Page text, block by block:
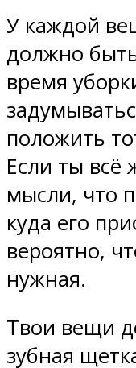
У каждой
должно
время
положить
Если ты всё
мысли, что
куда его
вероятно,
нужная.
Твои вещи
зубная